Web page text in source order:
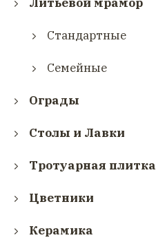
Стандартные
Семейные
Ограды
Столы и Лавки
Тротуарная плитка
Цветники
Керамика